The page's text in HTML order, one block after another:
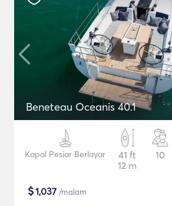
Beneteau Oceanis 40.1
Kapal Pesiar Berlayar
41 ft
12 m
10
$1,037 /malam